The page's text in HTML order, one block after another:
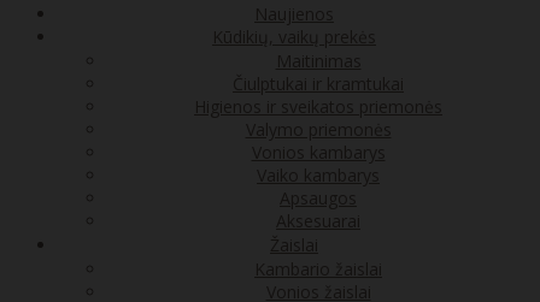
Naujienos
Kūdikių, vaikų prekės
Maitinimas
Čiulptukai ir kramtukai
Higienos ir sveikatos priemonės
Valymo priemonės
Vonios kambarys
Vaiko kambarys
Apsaugos
Aksesuarai
Žaislai
Kambario žaislai
Vonios žaislai